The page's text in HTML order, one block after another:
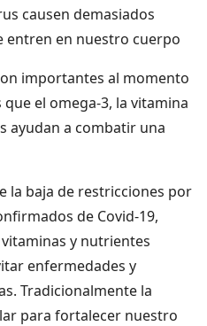
causen demasiados
entren en nuestro cuerpo
importantes al momento
el omega-3, la vitamina
ayudan a combatir una
la baja de restricciones por
de Covid-19,
y nutrientes
enfermedades y
Tradicionalmente la
para fortalecer nuestro